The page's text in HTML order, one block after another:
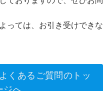
っては、お引き受けできな
くあるご質問のトッ